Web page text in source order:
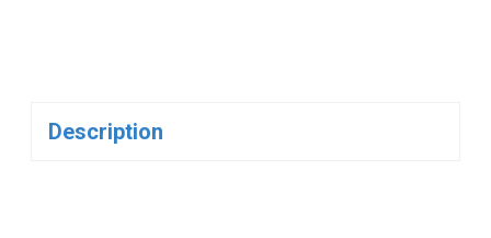
Description